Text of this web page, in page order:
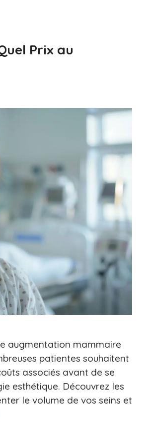
Prix au
augmentation mammaire
patientes souhaitent
associés avant de se
esthétique. Découvrez les
le volume de vos seins et